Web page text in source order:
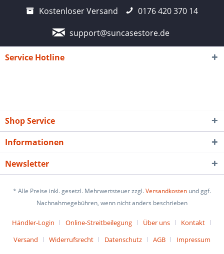
Kostenloser Versand
0176 420 370 14
support@suncasestore.de
Service Hotline
Shop Service
Informationen
Newsletter
* Alle Preise inkl. gesetzl. Mehrwertsteuer zzgl.Versandkosten und ggf.
Nachnahmegebühren, wenn nicht anders beschrieben
Händler-Login Online-Streitbeilegung Über uns
Kontakt
Versand
Widerrufsrecht Datenschutz AGB Impressum